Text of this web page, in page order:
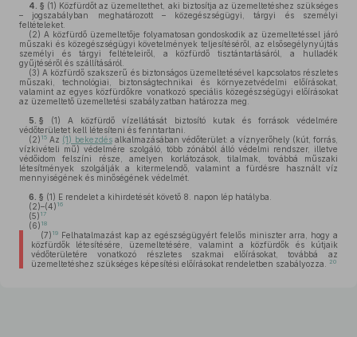
4. § (1) Közfürdőt az üzemeltethet, aki biztosítja az üzemeltetéshez szükséges
– jogszabályban meghatározott – közegészségügyi, tárgyi és személyi
feltételeket.
(2) A közfürdő üzemeltetője folyamatosan gondoskodik az üzemeltetéssel járó
műszaki és közegészségügyi követelmények teljesítéséről, az elsősegélynyújtás
személyi és tárgyi feltételeiről, a közfürdő tisztántartásáról, a hulladék
gyűjtéséről és szállításáról.
(3) A közfürdő szakszerű és biztonságos üzemeltetésével kapcsolatos részletes
műszaki, technológiai, biztonságtechnikai és környezetvédelmi előírásokat,
valamint az egyes közfürdőkre vonatkozó speciális közegészségügyi előírásokat
az üzemeltető üzemeltetési szabályzatban határozza meg.
5. § (1) A közfürdő vízellátását biztosító kutak és források védelmére
védőterületet kell létesíteni és fenntartani.
(2) 15 Az (1) bekezdésalkalmazásában védőterület: a víznyerőhely (kút, forrás,
vízkivételi mű) védelmére szolgáló, több zónából álló védelmi rendszer, illetve
védőidom felszíni része, amelyen korlátozások, tilalmak, továbbá műszaki
létesítmények szolgálják a kitermelendő, valamint a fürdésre használt víz
mennyiségének és minőségének védelmét.
6. § (1) E rendelet a kihirdetését követő 8. napon lép hatályba.
(2)–(4) 16
(5) 17
(6) 18
(7) 19Felhatalmazást kap az egészségügyért felelős miniszter arra, hogy a
közfürdők létesítésére, üzemeltetésére, valamint a közfürdők és kútjaik
védőterületére vonatkozó részletes szakmai előírásokat, továbbá az
üzemeltetéshez szükséges képesítési előírásokat rendeletben szabályozza.
20